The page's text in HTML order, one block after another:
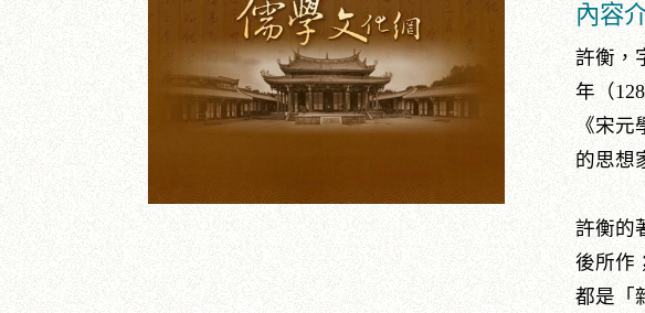
內容
許衡，
年（
《宋
的思想
許衡的
後所作
都是「